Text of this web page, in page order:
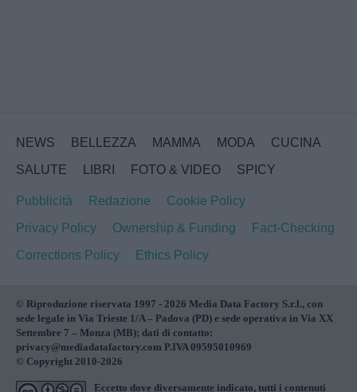
NEWS BELLEZZA MAMMA MODA
CUCINA
SALUTE
LIBRI FOTO & VIDEO SPICY
Pubblicità Redazione
Cookie Policy
Privacy Policy
Ownership & Funding
Fact-Checking
Corrections Policy
Ethics Policy
© Riproduzione riservata 1997 - 2026 Media Data Factory S.r.l., con
sede legale in Via Trieste 1/A – Padova (PD) e sede operativa in Via XX
Settembre 7 – Monza (MB); dati di contatto:
privacy@mediadatafactory.com P.IVA 09595010969
© Copyright 2010-2026
Eccetto dove diversamente indicato, tutti i contenuti